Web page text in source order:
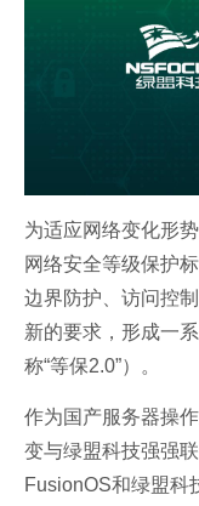
为适应网络变化形
网络安全等级保护
边界防护、访问控
新的要求，形成一
称“等保2.0”）。
作为国产服务器操
变与绿盟科技强强
FusionOS和绿盟科